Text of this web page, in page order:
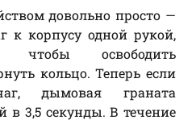
довольно просто —
к корпусу одной рукой,
чтобы освободить
кольцо. Теперь если
дымовая граната
в 3,5 секунды. В течение